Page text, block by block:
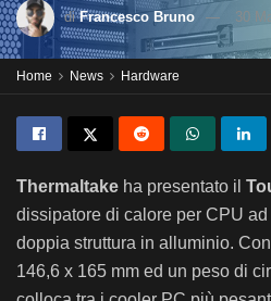
di Francesco Bruno 30
Home News Hardware
Thermaltake ha presentato il
dissipatore di cal ore per CPU ad
doppia struttura in all uminio. Con
146,6 x 165 mm ed un peso di